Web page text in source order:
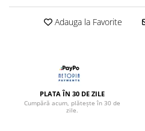
Adauga la Favorite
PLATA ÎN 30 DE ZILE
Cumpără acum, plătește în 30 de
zile.